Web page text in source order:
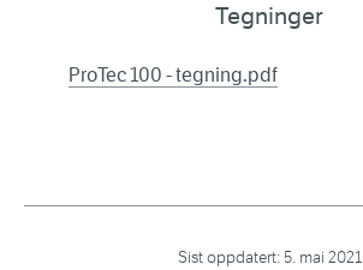
Tegninger
ProTec 100 - tegning.pdf
Sist oppdatert:5. mai 2021